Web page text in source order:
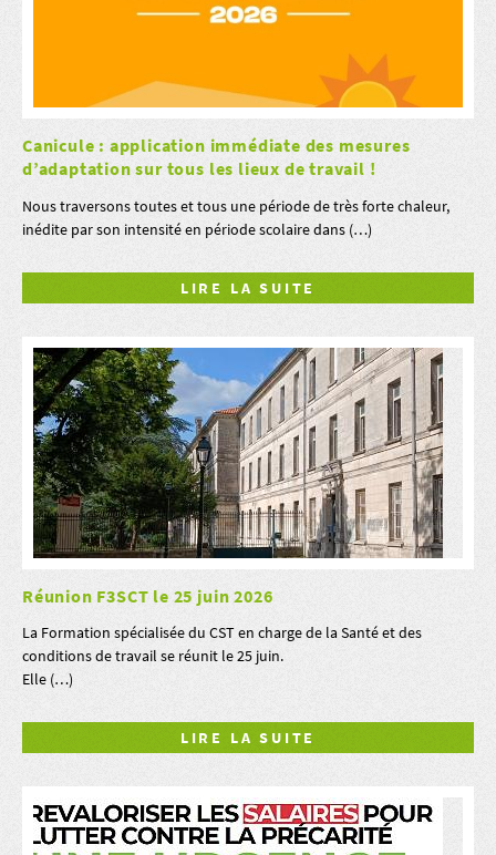
Canicule : application immédiate des mesures
d’adaptation sur tous les lieux de travail !
Nous traversons toutes et tous une période de très forte chaleur,
inédite par son intensité en période scolaire dans (…)
LIRE LA SUITE
Réunion F3SCT le 25 juin 2026
La Formation spécialisée du CST en charge de la Santé et des
conditions de travail se réunit le 25 juin.
Elle (…)
LIRE LA SUITE